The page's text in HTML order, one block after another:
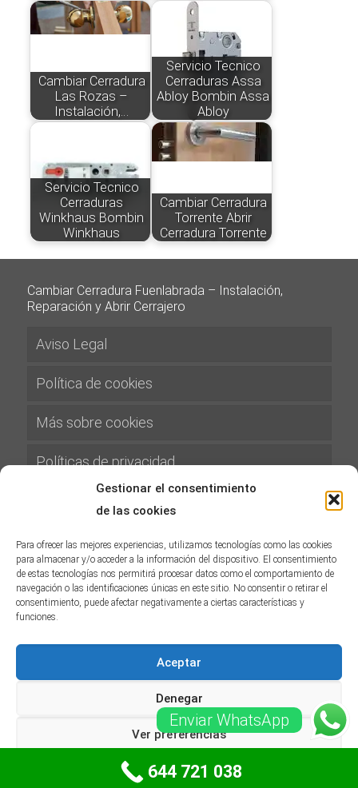
Gestionar el consentimiento
de las cookies
Para ofrecer las mejores experiencias, utilizamos tecnologías como las cookies
para almacenar y/o acceder a la información del dispositivo. El consentimiento
de estas tecnologías nos permitirá procesar datos como el comportamiento de
navegación o las identificaciones únicas en este sitio. No consentir o retirar el
consentimiento, puede afectar negativamente a ciertas características y
funciones.
Aceptar
Denegar
Ver preferencias
Política de Privacidad
Cambiar Cerradura
Las Rozas –
Instalación,…
Servicio Tecnico
Cerraduras Assa
Abloy Bombin Assa
Abloy
Servicio Tecnico
Cerraduras
Winkhaus Bombin
Winkhaus
Cambiar Cerradura
Torrente Abrir
Cerradura Torrente
Cambiar Cerradura Fuenlabrada – Instalación,
Reparación y Abrir Cerrajero
Aviso Legal
Política de cookies
Más sobre cookies
Políticas de privacidad
Gastos de Envíos
Política de Devoluciones y Reembolsos
Condiciones de Compra
© MC Cambiar Cerraduras -Sitemap
Enviar WhatsApp
644 721 038